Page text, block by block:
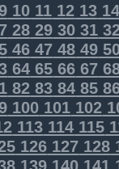
10 11 12 13
28 29 30 31
46 47 48 49
64 65 66 67
82 83 84 85
100 101 102
113 114 115
126 127 128